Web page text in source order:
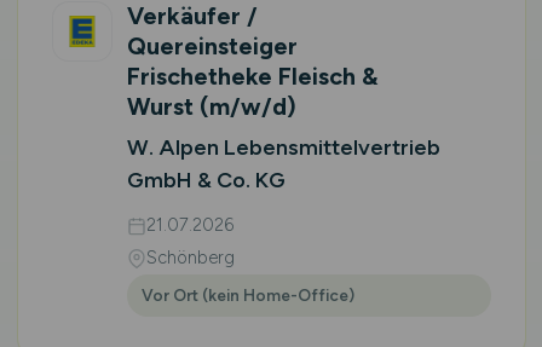
Verkäufer /
Quereinsteiger
Frischetheke Fleisch &
Wurst (m/w/d)
W. Alpen Lebensmittelvertrieb
GmbH & Co. KG
21.07.2026
Schönberg
Vor Ort (kein Home-Office)